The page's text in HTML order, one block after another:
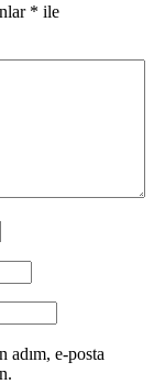
* ile
adım, e-posta